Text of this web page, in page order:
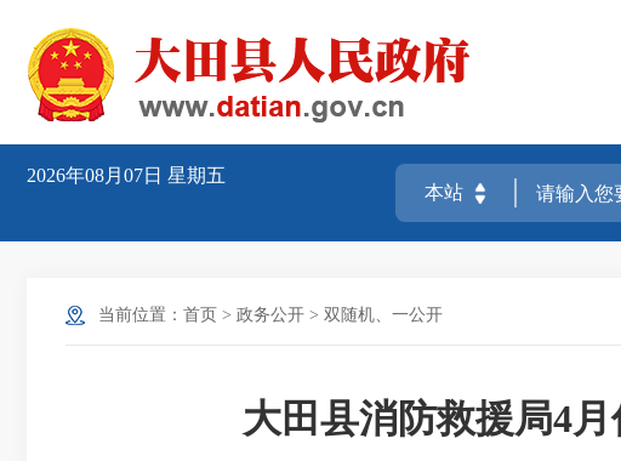
2026年08月07日 星期五
当前位置： 首页 > 政务公开 > 双随机、一公开
大田县消防救援局4